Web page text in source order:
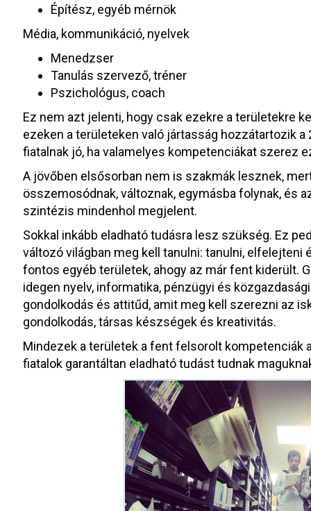
Építész, egyéb mérnök
Média, kommunikáció, nyelvek
Menedzser
Tanulás szervező, tréner
Pszichológus, coach
Ez nem azt jelenti, hogy csak ezekre a területekre
ezeken a területeken való jártasság hozzátartozik
fiatalnak jó, ha valamelyes kompetenciákat szerez
A jövőben elsősorban nem is szakmák lesznek,
összemosódnak, változnak, egymásba folynak, és
szintézis mindenhol megjelent.
Sokkal inkább eladható tudásra lesz szükség. Ez
változó világban meg kell tanulni: tanulni,
fontos egyéb területek, ahogy az már fent kiderült.
idegen nyelv, informatika, pénzügyi és
gondolkodás és attitűd, amit meg kell szerezni az
gondolkodás, társas készségek és kreativitás.
Mindezek a területek a fent felsorolt kompetenciák
fiatalok garantáltan eladható tudást tudnak